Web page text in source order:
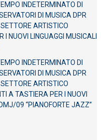
INDETERMINATO DI
DI MUSICA DPR
ARTISTICO
NUOVI LINGUAGGI MUSICALI
INDETERMINATO DI
DI MUSICA DPR
ARTISTICO
A TASTIERA PER I NUOVI
09 “PIANOFORTE JAZZ”